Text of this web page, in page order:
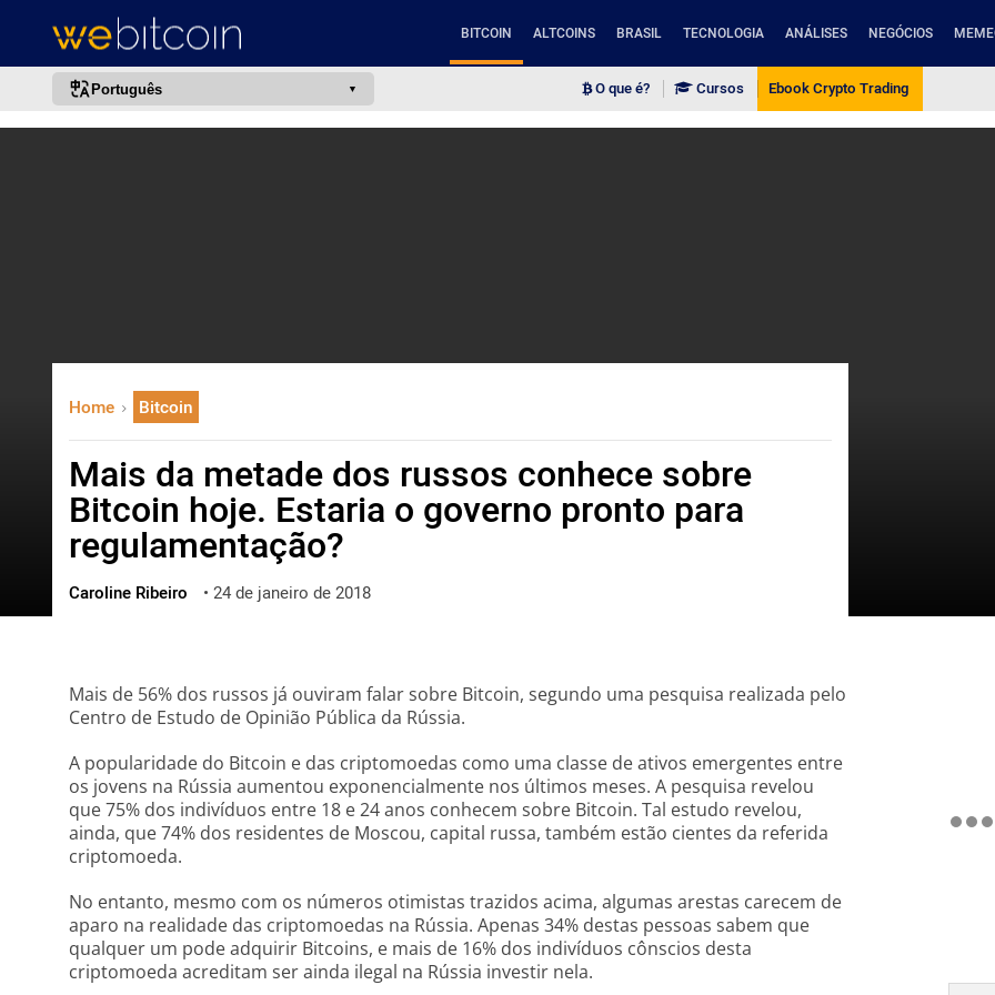
BITCOIN ALTCOINS BRASIL TECNOLOGIA ANÁLISES NEGÓCIOS
Português
русский
한국어
العربية
ไทย
ქართული
O que é? Cursos Ebook Crypto Trading
Home Bitcoin
Mais da metade dos russos conhece sobre
Bitcoin hoje. Estaria o governo pronto para
regulamentação?
Caroline Ribeiro • 24 de janeiro de 2018
Mais de 56% dos russos já ouviram falar sobre Bitcoin, segundo uma pesquisa realizada pelo
Centro de Estudo de Opinião Pública da Rússia.
A popularidade do Bitcoin e das criptomoedas como uma classe de ativos emergentes entre
os jovens na Rússia aumentou exponencialmente nos últimos meses. A pesquisa revelou
que 75% dos indivíduos entre 18 e 24 anos conhecem sobre Bitcoin. Tal estudo revelou,
ainda, que 74% dos residentes de Moscou, capital russa, também estão cientes da referida
criptomoeda.
No entanto, mesmo com os números otimistas trazidos acima, algumas arestas carecem de
aparo na realidade das criptomoedas na Rússia. Apenas 34% destas pessoas sabem que
qualquer um pode adquirir Bitcoins, e mais de 16% dos indivíduos cônscios desta
criptomoeda acreditam ser ainda ilegal na Rússia investir nela.